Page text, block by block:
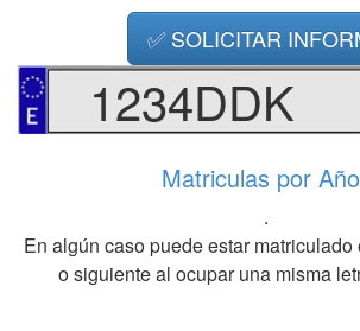
✅ SOLICITAR
1234DDK
Matriculas por
.
En algún caso puede estar
o siguiente al ocupar una misma